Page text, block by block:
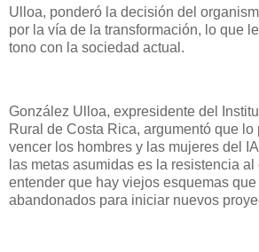
Ulloa, ponderó la decisión del
por la vía de la transformación, lo que
tono con la sociedad actual.
González Ulloa, expresidente del
Rural de Costa Rica, argumentó que lo
vencer los hombres y las mujeres del
las metas asumidas es la resistencia al
entender que hay viejos esquemas
abandonados para iniciar nuevos